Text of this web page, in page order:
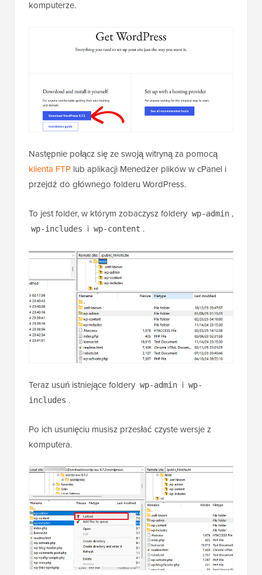
komputerze.
Następnie połącz się ze swoją witryną za pomocą
klienta FTP lub aplikacji Menedżer plików w cPanel i
przejdź do głównego folderu WordPress.
To jest folder, w którym zobaczysz foldery wp-admin ,
wp-includes i wp-content .
Teraz usuń istniejące foldery wp-admin i wp-
includes .
Po ich usunięciu musisz przesłać czyste wersje z
komputera.